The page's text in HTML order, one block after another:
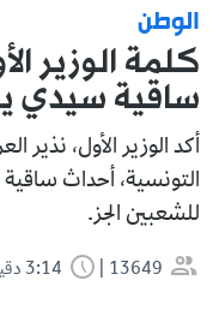
الوطن
كلمة الوزير
ساقية سيدي
أكد الوزير الأول، نذير
التونسية، أحداث
للشعبين الجز.
13649